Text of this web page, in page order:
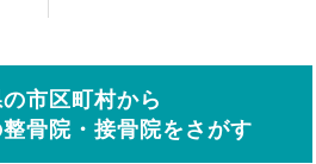
市区町村から
骨院・接骨院をさがす